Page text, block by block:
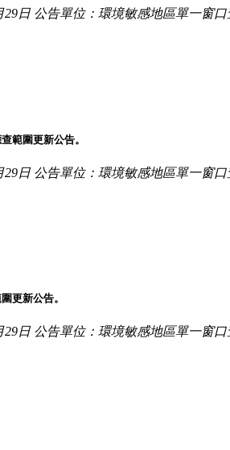
29日 公告單位：環境敏感地區單一窗
範圍更新公告。
29日 公告單位：環境敏感地區單一窗
更新公告。
29日 公告單位：環境敏感地區單一窗